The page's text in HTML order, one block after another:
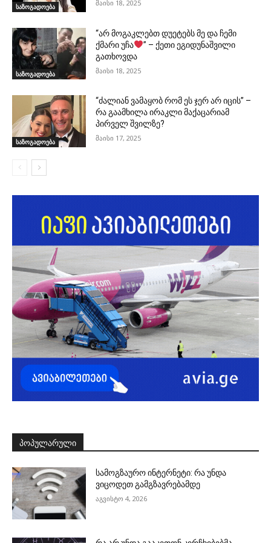
საზოგადოება მაისი 18, 2025
საზოგადოება
“არ მოგაკლებთ დუეტებს მე და ჩემი
ქმარი უჩა
” – ქეთი ეგიდუნაშვილი
გათხოვდა
მაისი 18, 2025
საზოგადოება
“ძალიან ვამაყობ რომ ეს ჯერ არ იცის” –
რა გაამხილა ირაკლი მაქაცარიამ
პირველ შვილზე?
მაისი 17, 2025
ᲞᲝᲞᲣᲚᲐᲠᲣᲚᲘ
სამოგზაურო ინტერნეტი: რა უნდა
ვიცოდეთ გამგზავრებამდე
აგვისტო 4, 2026